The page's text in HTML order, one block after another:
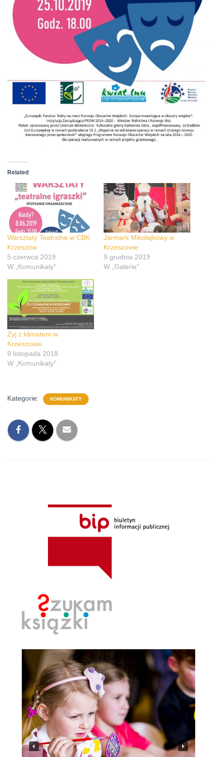
Related
Warsztaty Teatralne w CBK
Krzeszów
5 czerwca 2019
W „Komunikaty"
Jarmark Mikołajkowy w
Krzeszowie
9 grudnia 2019
W „Galerie"
Żyj z klimatem w
Krzeszowie
9 listopada 2018
W „Komunikaty"
Kategorie: KOMUNIKATY